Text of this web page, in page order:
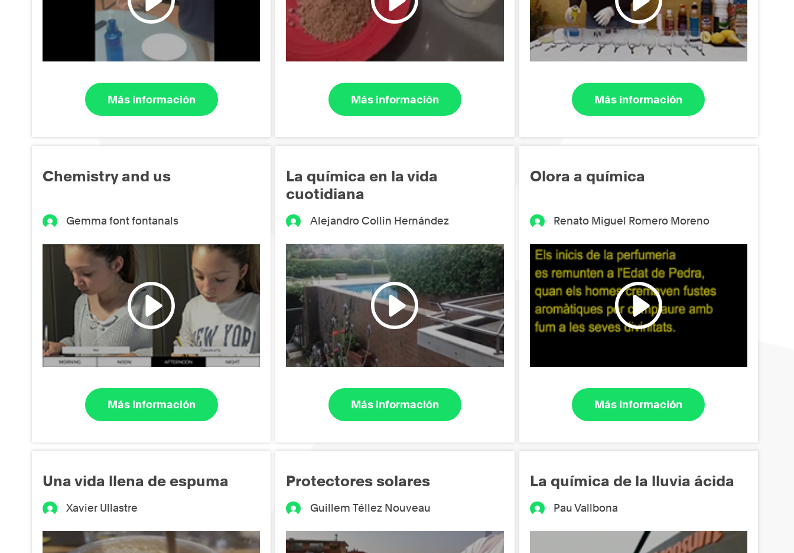
Más información Más información Más información
Chemistry and us
Gemma font fontanals
Más información
La química en la vida
cuotidiana
Alejandro Collin Hernández
Más información
Olora a química
Renato Miguel Romero Moreno
Más información
Una vida llena de espuma
Xavier Ullastre
Protectores solares
Guillem Téllez Nouveau
La química de la lluvia ácida
Pau Vallbona